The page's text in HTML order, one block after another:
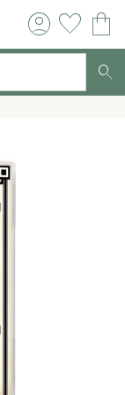
account_circle favorite shopping_bag
search